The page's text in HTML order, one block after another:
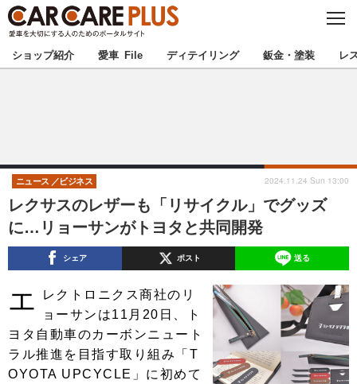
C
S
E
★カーケアプラス認定★ 厳選プロショップを地域から探す
甲信越 北陸
東海 関西
中国 四国
九州
注目の記事
ショップレポート 愛車 File
ディテイリング
ショップ紹介 愛車 File ディテイリング 鈑金・塗装 レ
レクサスのレザーも「リサイクル」でグッズ
に…リョーサンがトヨタと共同開発
ニュース ビジネス 2024.11.24 Sun 13:00
シェア ポスト 送る
エ
レクトロニクス商社のリ
ョーサンは11月20日、ト
ヨタ自動車のカーボンニュート
ラル推進を目指す取り組み「T
OYOTA UPCYCLE」に初めて